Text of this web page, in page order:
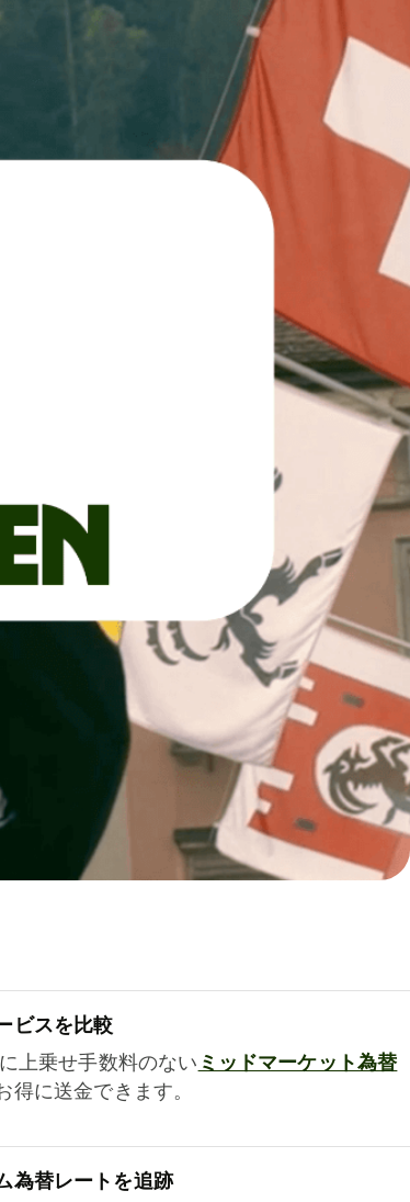
ビスを比較
上乗せ手数料のない ミッドマーケット為替
得に送金できます。
為替レートを追跡